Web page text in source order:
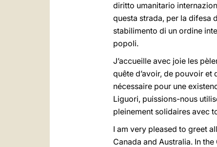
diritto umanitario
questa strada, per la difesa
stabilimento di un ordine
popoli.
J’accueille avec joie les
quête d’avoir, de pouvoir et
nécessaire pour une
Liguori, puissions-nous
pleinement solidaires avec
I am very pleased to greet
Canada and Australia. In